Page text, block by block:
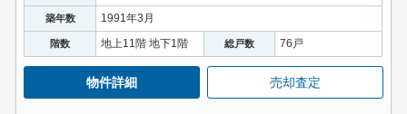
築年数 1991年3月
階数 地上11階 地下1階 総戸数 76戸
物件詳細 売却査定